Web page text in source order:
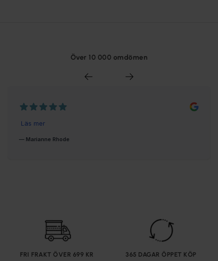
Över 10 000 omdömen
FRI FRAKT ÖVER 699 KR 365 DAGAR ÖPPET KÖP